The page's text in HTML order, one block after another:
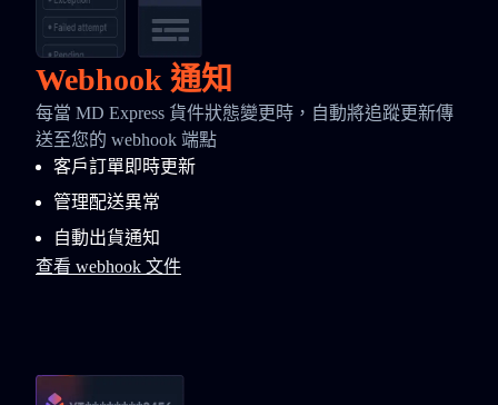
Webhook 通知
每當 MD Express 貨件狀態變更時，自動將追蹤更新傳
送至您的 webhook 端點
客戶訂單即時更新
管理配送異常
自動出貨通知
查看 webhook 文件